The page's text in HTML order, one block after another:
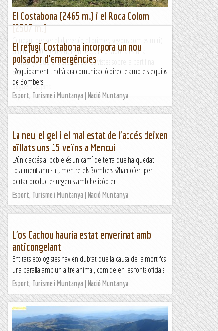
El Costabona (2465 m.) i el Roca Colom
(2507 m.)
Conegut per ser el darrer (o el primer, segons com es miri)
cim de 2000 metres del Pirineu, el Costabona és una
muntanya que ens ofereix bones vistes sobre la part final
del...
Segueix pujant
El refugi Costabona incorpora un nou
polsador d'emergències
L?equipament tindrà ara comunicació directe amb els equips
de Bombers
Esport, Turisme i Muntanya | Nació Muntanya
La neu, el gel i el mal estat de l'accés deixen
aïllats uns 15 veïns a Mencui
L?únic accés al poble és un camí de terra que ha quedat
totalment anul·lat, mentre els Bombers s?han ofert per
portar productes urgents amb helicòpter
Esport, Turisme i Muntanya | Nació Muntanya
L'os Cachou hauria estat enverinat amb
anticongelant
Entitats ecologistes havien dubtat que la causa de la mort fos
una baralla amb un altre animal, com deien les fonts oficials
Esport, Turisme i Muntanya | Nació Muntanya